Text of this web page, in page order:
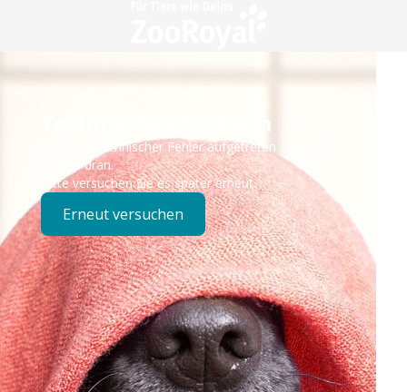
Technisches Problem
Es ist ein technischer Fehler aufgetreten – wir sind
bereits dran.
Bitte versuchen Sie es später erneut.
Erneut versuchen